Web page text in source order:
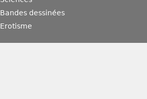
Bandes dessinées
Erotisme